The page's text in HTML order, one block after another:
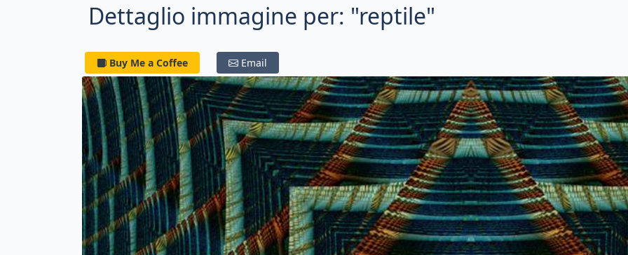
Dettaglio immagine per: "reptile"
Buy Me a Coffee Email